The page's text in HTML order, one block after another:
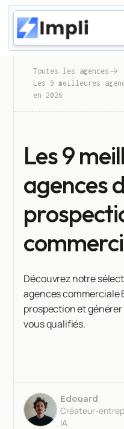
Toutes les agences
Les 9 meilleures
en 2026
Les 9
agences
Découvrez notre
agences commerciale
prospection et
vous qualifiés.
Edouard
Créateur-
IA